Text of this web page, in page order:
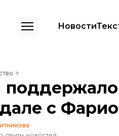
Новости
требования студентов в
с